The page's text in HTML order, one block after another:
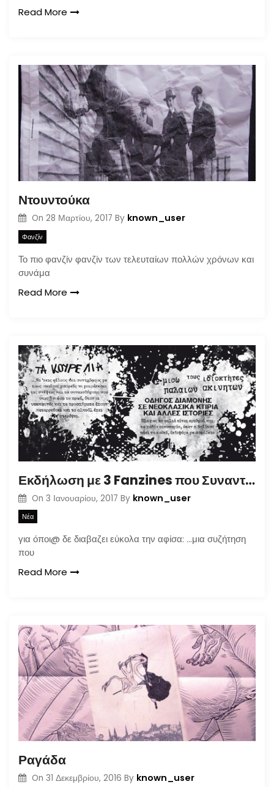
Read More
Ντουντούκα
On 28 Μαρτίου, 2017 By known_user
Φανζίν
Το πιο φανζίν φανζίν των τελευταίων πολλών χρόνων και
συνάμα
Read More
Εκδήλωση με 3 Fanzines που Συναντήθηκαν
On 3 Ιανουαρίου, 2017 By known_user
Νέα
για όποι@ δε διαβαζει εύκολα την αφίσα: …μια συζήτηση
που
Read More
Ραγάδα
On 31 Δεκεμβρίου, 2016 By known_user